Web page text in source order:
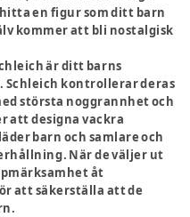
en figur som ditt barn
kommer att bli nostalgisk
är ditt barns
Schleich kontrollerar deras
största noggrannhet och
att designa vackra
barn och samlare och
När de väljer ut
åt
att säkerställa att de